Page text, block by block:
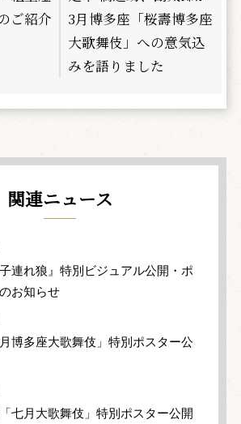
ご紹介
3月博多座「桜壽博多座
大歌舞伎」への意気込
みを語りました
関連ニュース
連れ狼』特別ビジュアル公開・ポ
お知らせ
博多座大歌舞伎」特別ポスター公
七月大歌舞伎」特別ポスター公開